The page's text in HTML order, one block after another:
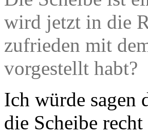
wird jetzt in die
zufrieden mit
vorgestellt habt?
Ich würde sagen
die Scheibe